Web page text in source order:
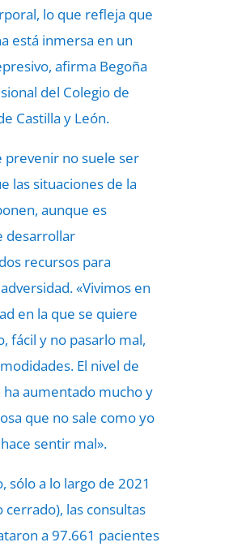
lo que refleja que
está inmersa en un
afirma Begoña
del Colegio de
Castilla y León.
prevenir no suele ser
las situaciones de la
aunque es
desarrollar
recursos para
«Vivimos en
en la que se quiere
fácil y no pasarlo mal,
El nivel de
aumentado mucho y
que no sale como yo
sentir mal».
sólo a lo largo de 2021
cerrado), las consultas
a 97.661 pacientes